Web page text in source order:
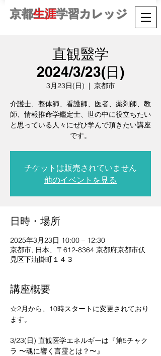
京都生涯学習カレッジ
直観毉学
2024/3/23(日)
3月23日(日)
  |
京都市
介護士、整体師、看護師、医者、薬剤師、教
師、情報推命学鑑定士、世の中に役立ちたい
と思っている人々にぜひ学んで頂きたい講座
です。
チケットは販売されていません
他のイベントを見る
日時・場所
2025年3月23日 10:00 – 12:30
京都市, 日本、〒612-8364 京都府京都市伏
見区下油掛町１４３
講座概要
☆2月から、10時スタートに変更されており
ます。
3/23(日) 直観医学エネルギーは『第5チャク
ラ 〜魂に響く言霊とは？〜』